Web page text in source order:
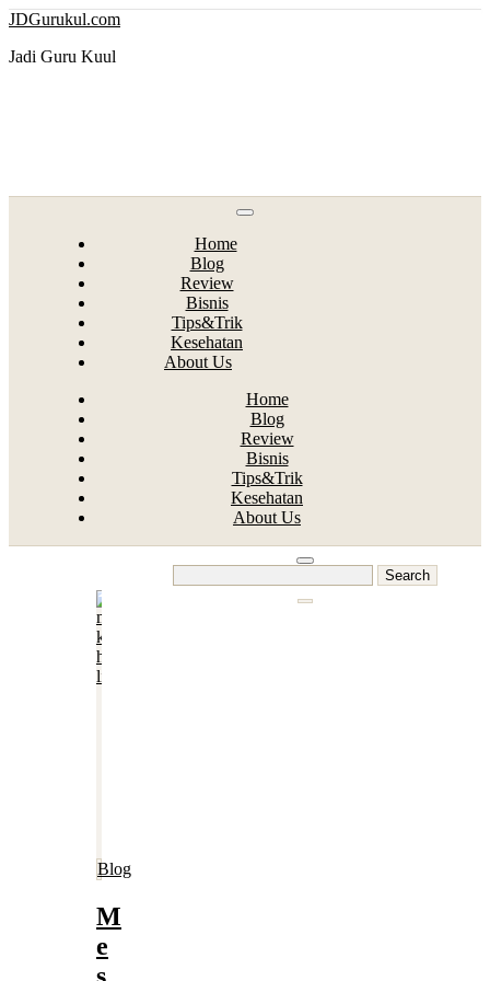
Skip
content
JDGurukul.com
Jadi Guru Kuul
Home
Blog
Review
Bisnis
Tips&Trik
Kesehatan
About Us
Home
Blog
Review
Bisnis
Tips&Trik
Kesehatan
About Us
Blog
M
e